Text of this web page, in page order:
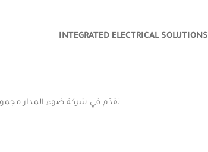
INTEGRATED ELECTRICAL SOLUTIONS
نقدّم في شركة ضوء المدار